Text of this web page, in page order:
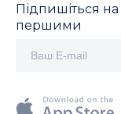
Підпишіться на
першими